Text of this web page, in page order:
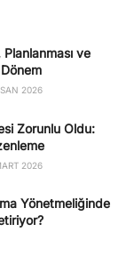
Planlanması ve
Dönem
2026
Zorunlu Oldu:
2026
Yönetmeliğinde